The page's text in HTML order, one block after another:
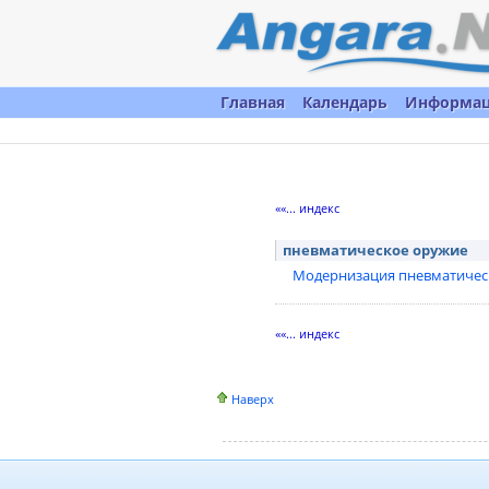
Главная Календарь
««... индекс
пневматическое оружие
Модернизация
««... индекс
Наверх